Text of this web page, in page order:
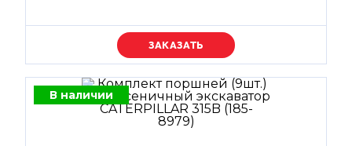
Уточняйте цену
В наличии